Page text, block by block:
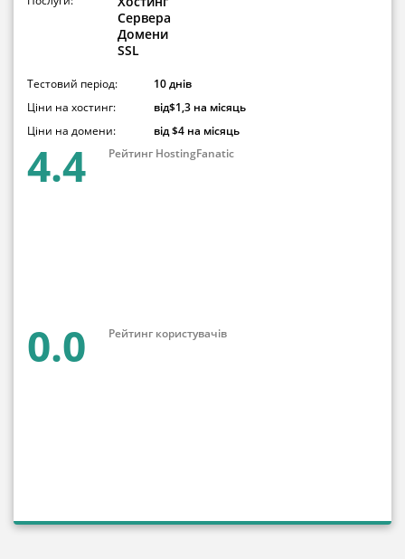
Сервера
Домени
SSL
Тестовий період:
10 днів
Ціни на хостинг:
від$1,3 на місяць
Ціни на домени:
від $4 на місяць
4.4 Рейтинг HostingFanatic
0.0 Рейтинг користувачів